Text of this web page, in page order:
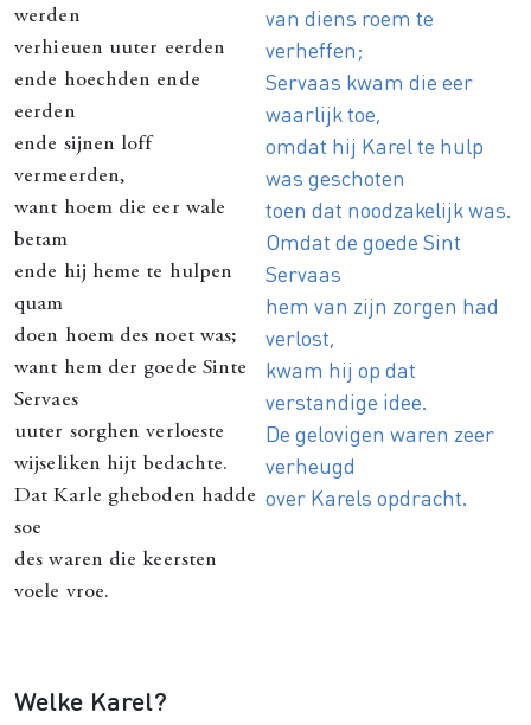
werden
verhieuen uuter eerden
ende hoechden ende
eerden
ende sijnen loff
vermeerden,
want hoem die eer wale
betam
ende hij heme te hulpen
quam
doen hoem des noet was;
want hem der goede Sinte
Servaes
uuter sorghen verloeste
wijseliken hijt bedachte.
Dat Karle gheboden hadde
soe
des waren die keersten
voele vroe.
van diens roem te
verheffen;
Servaas kwam die eer
waarlijk toe,
omdat hij Karel te hulp
was geschoten
toen dat noodzakelijk was.
Omdat de goede Sint
Servaas
hem van zijn zorgen had
verlost,
kwam hij op dat
verstandige idee.
De gelovigen waren zeer
verheugd
over Karels opdracht.
Welke Karel?